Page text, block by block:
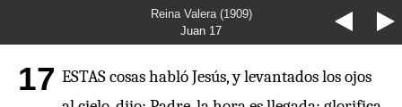
Reina Valera (1909)
Juan 17
17 ESTAS cosas habló Jesús, y levantados los ojos